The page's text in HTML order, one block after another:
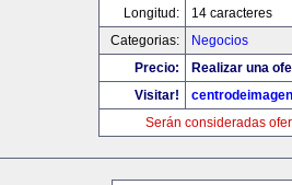
Longitud:
14 caracteres
Categorias:
Negocios
Precio:
Realizar una
Visitar!
Serán consideradas